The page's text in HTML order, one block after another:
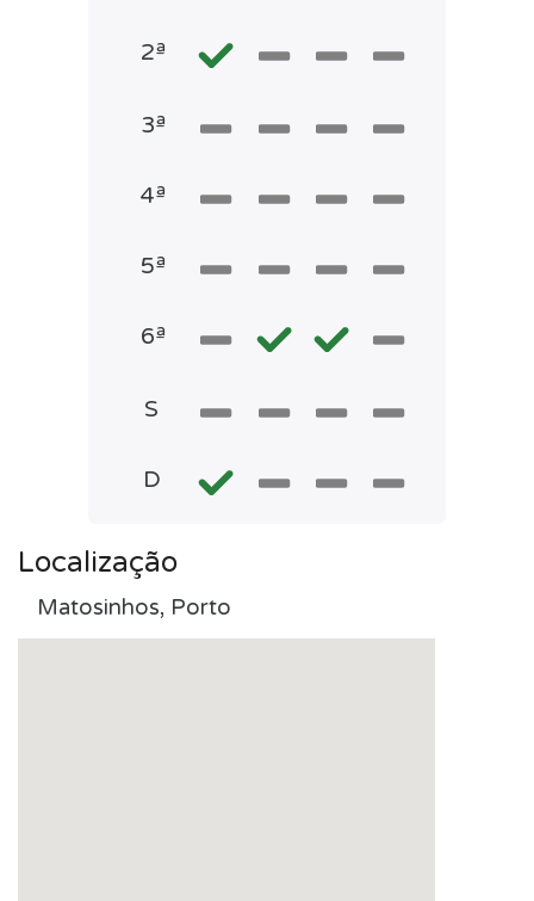
2ª
3ª
4ª
5ª
6ª
S
D
Localização
Matosinhos, Porto